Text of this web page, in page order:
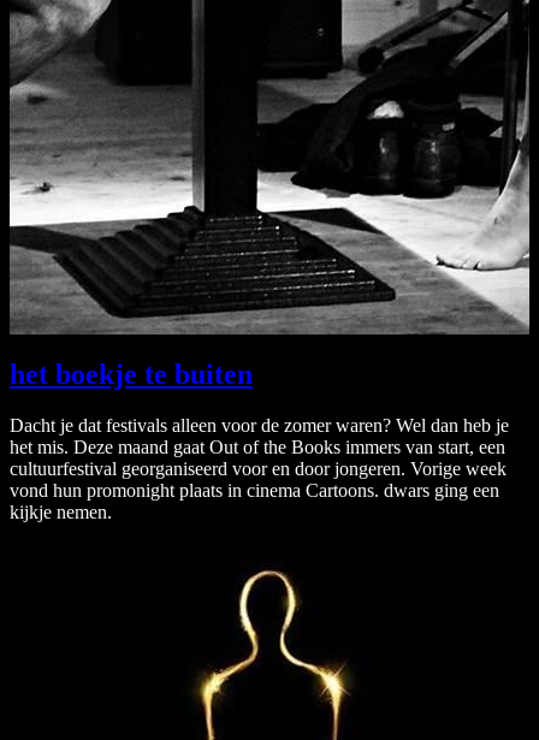
het boekje te buiten
Dacht je dat festivals alleen voor de zomer waren? Wel dan heb je
het mis. Deze maand gaat Out of the Books immers van start, een
cultuurfestival georganiseerd voor en door jongeren. Vorige week
vond hun promonight plaats in cinema Cartoons. dwars ging een
kijkje nemen.